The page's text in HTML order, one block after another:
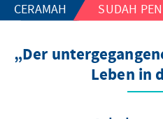
CERAMAH SUDAH
„Der
Leben in